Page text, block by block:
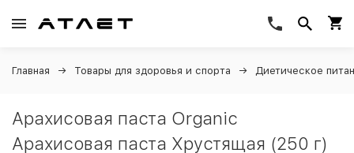
Главная Товары для здоровья и спорта Диетическое
Арахисовая паста Organic
Арахисовая паста Хрустящая (250 г)